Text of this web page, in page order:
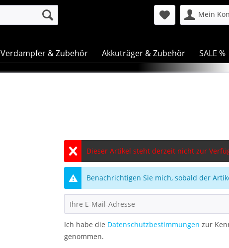
Mein
Verdampfer & Zubehör Akkuträger & Zubehör SALE %
Dieser Artikel steht derzeit nicht zur
Benachrichtigen Sie mich, sobald der
Ich habe die Datenschutzbestimmungen zur
genommen.